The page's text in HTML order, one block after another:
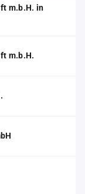
m.b.H. in
m.b.H.